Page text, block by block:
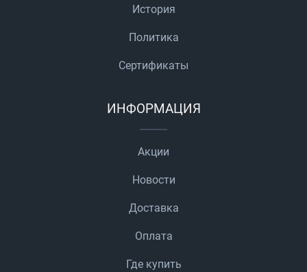
История
Политика
Сертификаты
ИНФОРМАЦИЯ
Акции
Новости
Доставка
Оплата
Где купить